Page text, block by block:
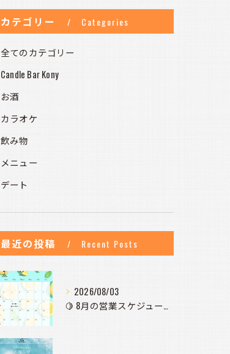
カテゴリー Categories
全てのカテゴリー
Candle Bar Kony
お酒
カラオケ
飲み物
メニュー
デート
最近の投稿 Recent Posts
2026/08/03
🍋 8月の営業スケジュールのお知らせ 🍋